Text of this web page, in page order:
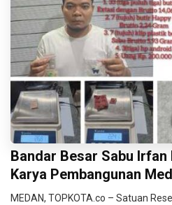
Bandar Besar Sabu
Karya Pembangunan
MEDAN, TOPKOTA.co – Satuan